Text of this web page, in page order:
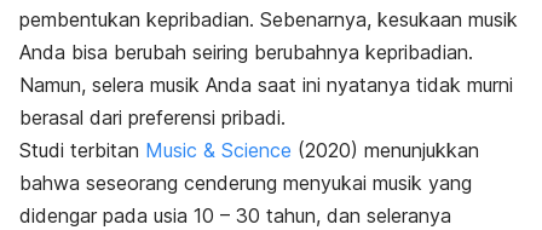
pembentukan kepribadian. Sebenarnya, kesukaan musik
Anda bisa berubah seiring berubahnya kepribadian.
Namun, selera musik Anda saat ini nyatanya tidak murni
berasal dari preferensi pribadi.
Studi terbitan Music & Science (2020) menunjukkan
bahwa seseorang cenderung menyukai musik yang
didengar pada usia 10 – 30 tahun, dan seleranya